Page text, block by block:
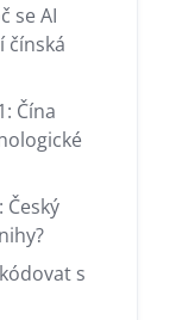
se AI
čínská
Čína
s